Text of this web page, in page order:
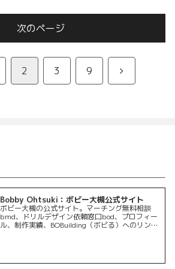
次のページ
2 3 9
次
Bobby Ohtsuki：ボビー大槻公式サイト
ボビー大槻の公式サイト。マーチング無料相談
bmd、ドリルデザイン依頼窓口bod、プロフィー
ル、制作実績、BOBuilding（ボビる）へのリンク